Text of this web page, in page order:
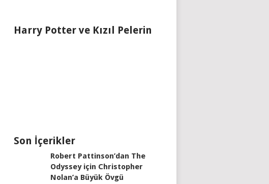
Harry Potter ve Kızıl Pelerin
Son İçerikler
Robert Pattinson’dan The
Odyssey için Christopher
Nolan’a Büyük Övgü